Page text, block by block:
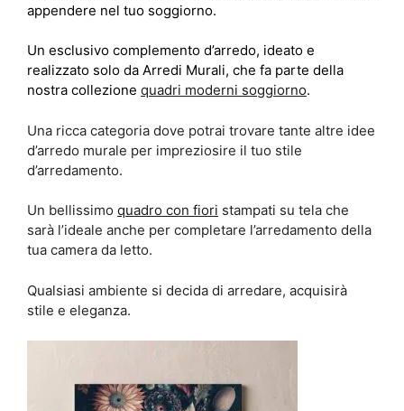
appendere nel tuo soggiorno.
Un esclusivo complemento d’arredo, ideato e
realizzato solo da Arredi Murali, che fa parte della
nostra collezione quadri moderni soggiorno.
Una ricca categoria dove potrai trovare tante altre idee
d’arredo murale per impreziosire il tuo stile
d’arredamento.
Un bellissimo quadro con fiori stampati su tela che
sarà l’ideale anche per completare l’arredamento della
tua camera da letto.
Qualsiasi ambiente si decida di arredare, acquisirà
stile e eleganza.